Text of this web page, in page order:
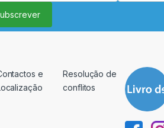
e
Resolução de
conflitos